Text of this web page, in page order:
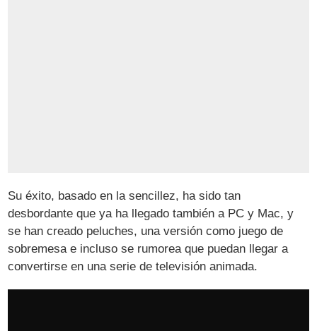
Su éxito, basado en la sencillez, ha sido tan
desbordante que ya ha llegado también a PC y Mac, y
se han creado peluches, una versión como juego de
sobremesa e incluso se rumorea que puedan llegar a
convertirse en una serie de televisión animada.